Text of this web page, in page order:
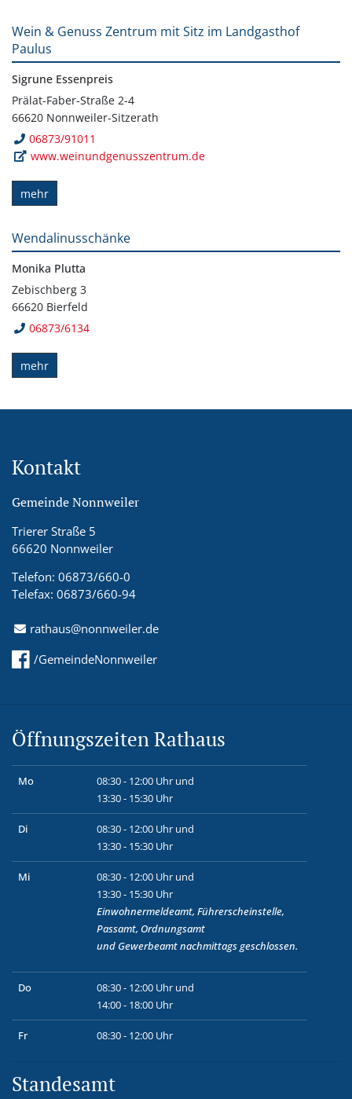
Wein & Genuss Zentrum mit Sitz im Landgasthof
Paulus
Sigrune Essenpreis
Prälat-Faber-Straße 2-4
66620 Nonnweiler-Sitzerath
06873/91011
www.weinundgenusszentrum.de
mehr
Wendalinusschänke
Monika Plutta
Zebischberg 3
66620 Bierfeld
06873/6134
mehr
Kontakt
Gemeinde Nonnweiler
Trierer Straße 5
66620 Nonnweiler
Telefon: 06873/660-0
Telefax: 06873/660-94
rathaus@nonnweiler.de
/GemeindeNonnweiler
Öffnungszeiten Rathaus
Mo
08:30 - 12:00 Uhr und
13:30 - 15:30 Uhr
Di
08:30 - 12:00 Uhr und
13:30 - 15:30 Uhr
Mi
08:30 - 12:00 Uhr und
13:30 - 15:30 Uhr
Einwohnermeldeamt, Führerscheinstelle,
Passamt, Ordnungsamt
und Gewerbeamtnachmittags geschlossen.
Do
08:30 - 12:00 Uhr und
14:00 - 18:00 Uhr
Fr 08:30 - 12:00 Uhr
Standesamt